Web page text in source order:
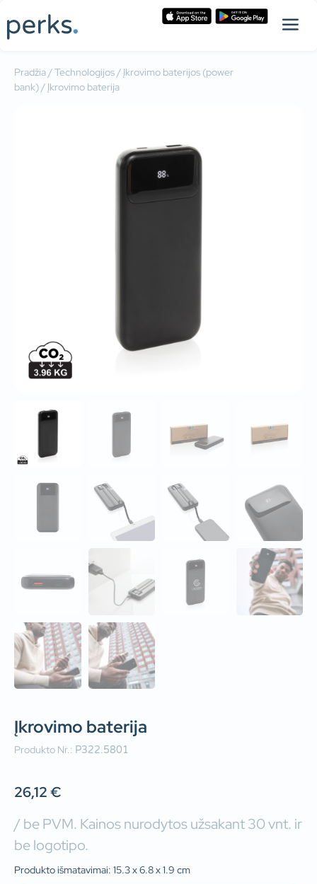
Pradžia/Technologijos/ Įkrovimo baterijos (power
bank)/ Įkrovimo baterija
Įkrovimo baterija
Produkto Nr.: P322.5801
26,12€
/ be PVM. Kainos nurodytos užsakant 30 vnt. ir
be logotipo.
Produkto išmatavimai: 15.3 x 6.8 x 1.9 cm